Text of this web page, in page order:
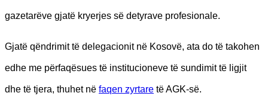
gazetarëve gjatë kryerjes së detyrave profesionale.
Gjatë qëndrimit të delegacionit në Kosovë, ata do të takohen
edhe me përfaqësues të institucioneve të sundimit të ligjit
dhe të tjera, thuhet në faqen zyrtare të AGK-së.